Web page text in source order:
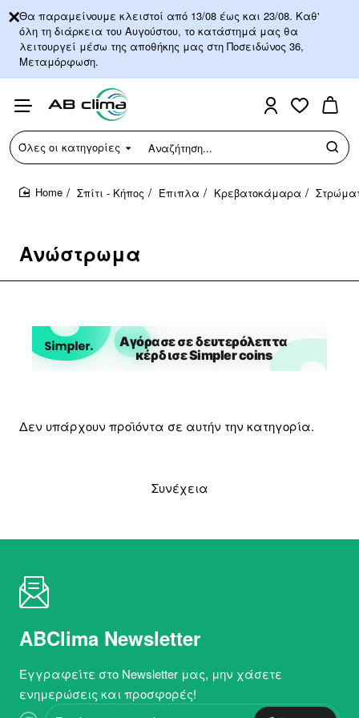
Θα παραμείνουμε κλειστοί από 13/08 έως και 23/08. Καθ'
όλη τη διάρκεια του Αυγούστου, το κατάστημά μας θα
λειτουργεί μέσω της αποθήκης μας στη Ποσειδώνος 36,
Μεταμόρφωση.
Όλες οι κατηγορίες
Αναζήτηση...
Ανώστρωμα
Σπίτι - Κήπος Έπιπλα Κρεβατοκάμαρα
Δεν υπάρχουν προϊόντα σε αυτήν την κατηγορία.
Συνέχεια
ABClima Newsletter
Εγγραφείτε στο Newsletter μας, μην χάσετε
ενημερώσεις και προσφορές!
Εισάγετε